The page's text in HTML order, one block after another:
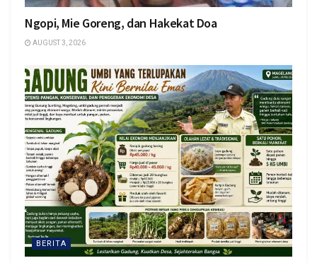
Ngopi, Mie Goreng, dan Hakekat Doa
AUGUST 3, 2026
BERITA